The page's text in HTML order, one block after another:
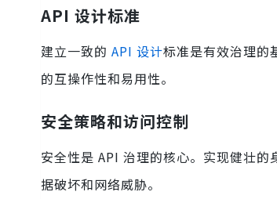
API 设计标准
建立一致的 API 设计标准是有效治理的
的互操作性和易用性。
安全策略和访问控制
安全性是 API 治理的核心。实现健壮
据破坏和网络威胁。